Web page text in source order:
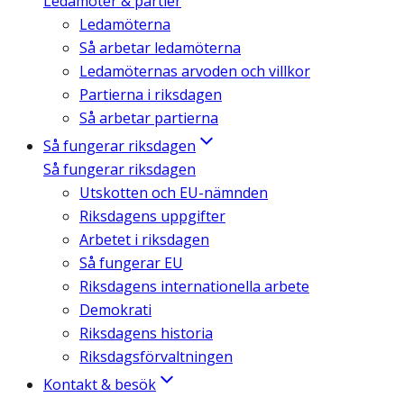
Ledamöterna
Så arbetar ledamöterna
Ledamöternas arvoden och villkor
Partierna i riksdagen
Så arbetar partierna
Så fungerar riksdagen
Så fungerar riksdagen
Utskotten och EU-nämnden
Riksdagens uppgifter
Arbetet i riksdagen
Så fungerar EU
Riksdagens internationella arbete
Demokrati
Riksdagens historia
Riksdagsförvaltningen
Kontakt & besök